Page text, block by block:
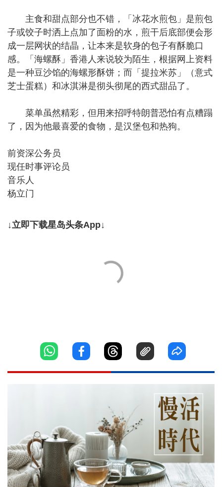
主食和甜点部分也不错，「冰花水煎包」是煎包
子或饺子时洒上点加了面粉的水，煎干后底部便会形
成一层网状的结晶，让本来是软身的包子有酥脆口
感。「海螺酥」香港人来说较为陌生，根据网上资料
是一种豆沙馅的海螺形酥饼；而「提拉米苏」（意式
芝士蛋糕）和冰淇淋是彻头彻尾的西式甜品了。
菜单虽然精彩，但用来招呼特朗普恐怕有点糟蹋
了，因为他最喜爱的食物，是汉堡包和热狗。
前资深公务员
现任时事评论员
音乐人
杨立门
↓立即下载星岛头条App↓